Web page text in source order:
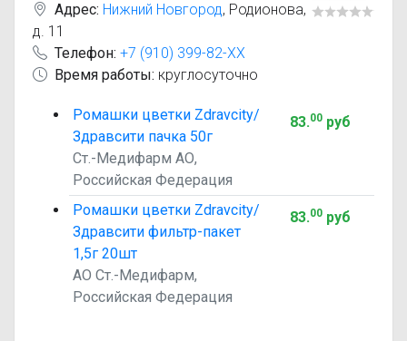
Адрес: Нижний Новгород, Родионова,
д. 11
Телефон: +7 (910) 399-82-XX
Время работы: круглосуточно
Ромашки цветки Zdravcity/
Здравсити пачка 50г
Ст.-Медифарм АО,
Российская Федерация
83.00руб
Ромашки цветки Zdravcity/
Здравсити фильтр-пакет
1,5г 20шт
АО Ст.-Медифарм,
Российская Федерация
83.00руб